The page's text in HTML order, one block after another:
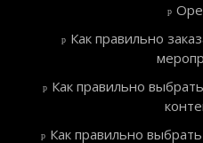
Как правильно
Как правильно
Как правильно